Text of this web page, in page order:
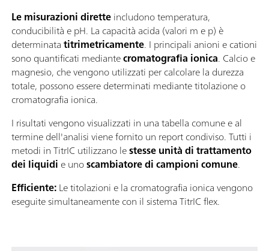
Le misurazioni diretteincludono temperatura,
conducibilità e pH. La capacità acida (valori m e p) è
determinatatitrimetricamente. I principali anioni e cationi
sono quantificati mediantecromatografia ionica. Calcio e
magnesio, che vengono utilizzati per calcolare la durezza
totale, possono essere determinati mediante titolazione o
cromatografia ionica.
I risultati vengono visualizzati in una tabella comune e al
termine dell'analisi viene fornito un report condiviso. Tutti i
metodi in TitrIC utilizzano lestesse unità di trattamento
dei liquidi e unoscambiatore di campioni comune.
Efficiente:Le titolazioni e la cromatografia ionica vengono
eseguite simultaneamente con il sistema TitrIC flex.